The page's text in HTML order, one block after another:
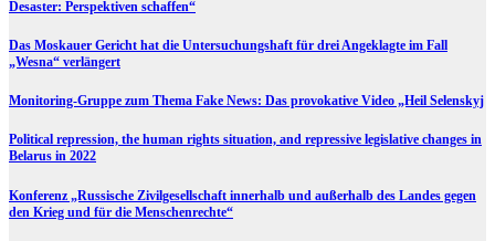
Desaster: Perspektiven schaffen“
Das Moskauer Gericht hat die Untersuchungshaft für drei Angeklagte im Fall
„Wesna“ verlängert
Monitoring-Gruppe zum Thema Fake News: Das provokative Video „Heil Selenskyj
Political repression, the human rights situation, and repressive legislative changes in
Belarus in 2022
Konferenz „Russische Zivilgesellschaft innerhalb und außerhalb des Landes gegen
den Krieg und für die Menschenrechte“